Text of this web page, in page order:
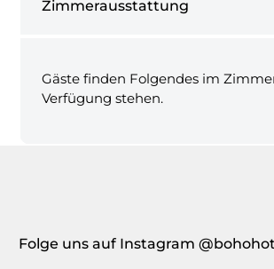
Zimmerausstattung
Gäste finden Folgendes im
Verfügung stehen.
Folge uns auf Instagram